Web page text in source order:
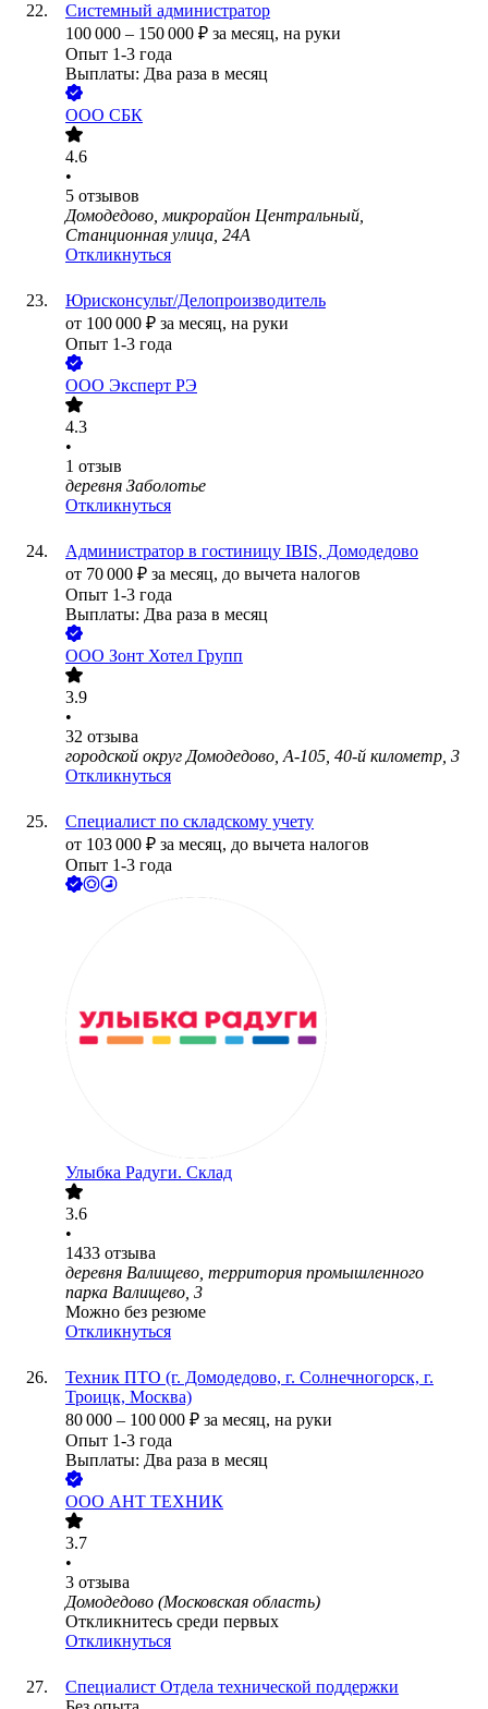
Системный администратор
100 000 – 150 000 ₽ за месяц, на руки
Опыт 1-3 года
Выплаты: Два раза в месяц
ООО СБК
4.6
•
5 отзывов
Домодедово, микрорайон Центральный,
Станционная улица, 24А
Откликнуться
Юрисконсульт/Делопроизводитель
от 100 000 ₽ за месяц, на руки
Опыт 1-3 года
ООО Эксперт РЭ
4.3
•
1 отзыв
деревня Заболотье
Откликнуться
Администратор в гостиницу IBIS, Домодедово
от 70 000 ₽ за месяц, до вычета налогов
Опыт 1-3 года
Выплаты: Два раза в месяц
ООО Зонт Хотел Групп
3.9
•
32 отзыва
городской округ Домодедово, А-105, 40-й километр, 3
Откликнуться
Специалист по складскому учету
от 103 000 ₽ за месяц, до вычета налогов
Опыт 1-3 года
Улыбка Радуги. Склад
3.6
•
1433 отзыва
деревня Валищево, территория промышленного
парка Валищево, 3
Можно без резюме
Откликнуться
Техник ПТО (г. Домодедово, г. Солнечногорск, г.
Троицк, Москва)
80 000 – 100 000 ₽ за месяц, на руки
Опыт 1-3 года
Выплаты: Два раза в месяц
ООО АНТ ТЕХНИК
3.7
•
3 отзыва
Домодедово (Московская область)
Откликнитесь среди первых
Откликнуться
Специалист Отдела технической поддержки